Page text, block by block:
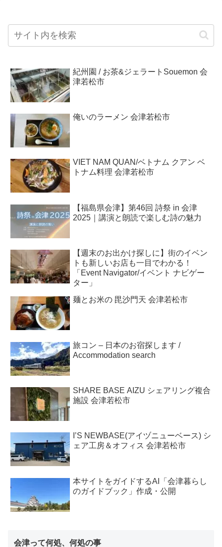
紀州園 / お茶&ジェラートSouemon 会
津若松市
俺いのラーメン 会津若松市
VIET NAM QUAN/ベトナム クアン ベ
トナム料理 会津若松市
【福島県会津】第46回 詩祭 in 会津
2025｜講演と朗読で楽しむ詩の魅力
【週末のお出かけ探しに】街のイベン
トも新しいお店も一目でわかる！
「Event Navigator/イベント ナビゲー
ター」
麺とお米の 毘沙門天 会津若松市
旅コン – 日本のお宿探します /
Accommodation search
SHARE BASE AIZU シェアリング複合
施設 会津若松市
I’S NEWBASE(アイヅニューベース) シ
ェア工房＆オフィス 会津若松市
本サイトをガイドするAI「会津暮らし
のガイドブック」作成・公開
会津って何処、何処の事